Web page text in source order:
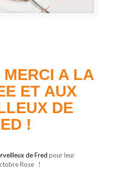
A LA
ET AUX
DE
!
de Fred pour leur
Rose !